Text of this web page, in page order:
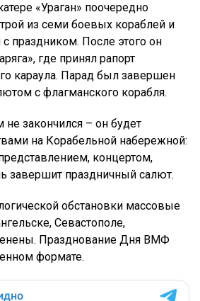
«Ураган» поочередно
из семи боевых кораблей и
праздником. После этого он
где принял рапорт
караула. Парад был завершен
с флагманского корабля.
не закончился – он будет
на Корабельной набережной:
концертом,
завершит праздничный салют.
обстановки массовые
Севастополе,
Празднование Дня ВМФ
формате.